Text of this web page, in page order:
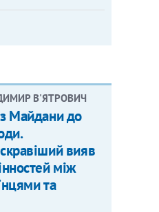
В'ЯТРОВИЧ
Майдани до
вияв
між
та